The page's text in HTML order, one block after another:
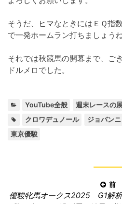
そうだ、ヒマなときにはＥＱ
で一発ホームラン打ちましょうね
それでは秋競馬の開幕まで、ご
ドルメロでした。
YouTube全般
週末レースの
クロワデュノール ジョバンニ
東京優駿
稿
前
前
優駿牝馬オークス2025 G1解